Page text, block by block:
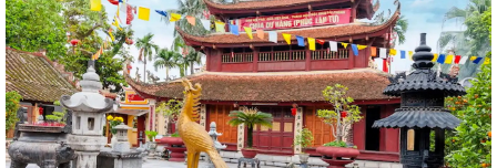
TẬP, XÁC ĐỊNH DANH TÍNH HÀI CỐT LIỆT SĨ
NGHỊ QUYẾT Quy định nội dung chi, mức chi kinh phí bảo đảm cho
công tác xây dựng văn bản quy...
10 Nghị quyết trụ cột trong kỷ nguyên vươn mình của dân tộc